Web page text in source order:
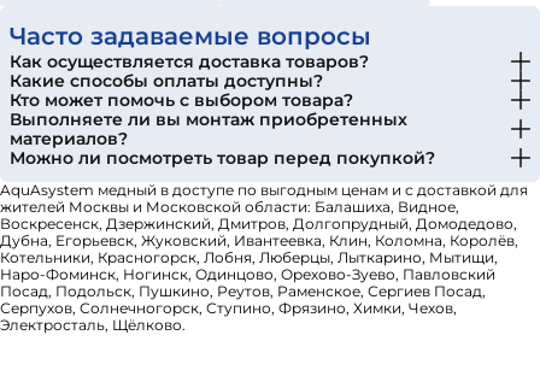
Часто задаваемые вопросы
Как осуществляется доставка товаров?
Какие способы оплаты доступны?
Кто может помочь с выбором товара?
Выполняете ли вы монтаж приобретенных
материалов?
Можно ли посмотреть товар перед покупкой?
AquAsystem медный в доступе по выгодным ценам и с доставкой для
жителей Москвы и Московской области: Балашиха, Видное,
Воскресенск, Дзержинский, Дмитров, Долгопрудный, Домодедово,
Дубна, Егорьевск, Жуковский, Ивантеевка, Клин, Коломна, Королёв,
Котельники, Красногорск, Лобня, Люберцы, Лыткарино, Мытищи,
Наро-Фоминск, Ногинск, Одинцово, Орехово-Зуево, Павловский
Посад, Подольск, Пушкино, Реутов, Раменское, Сергиев Посад,
Серпухов, Солнечногорск, Ступино, Фрязино, Химки, Чехов,
Электросталь, Щёлково.